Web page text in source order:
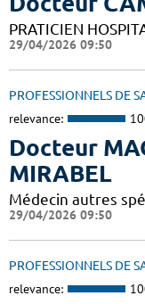
PRATICIEN
29/04/2026 09:50
PROFESSIONNELS DE
relevance:
Docteur
MIRABEL
Médecin autres
29/04/2026 09:50
PROFESSIONNELS DE
relevance: